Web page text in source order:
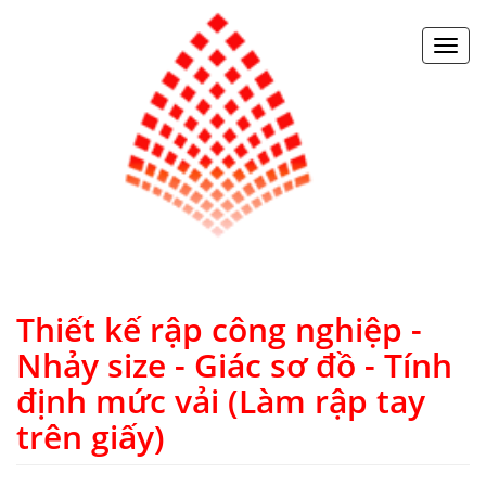
Thiết kế rập công nghiệp -
Nhảy size - Giác sơ đồ - Tính
định mức vải (Làm rập tay
trên giấy)